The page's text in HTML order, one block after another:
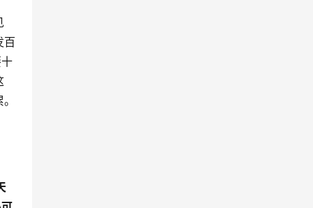
百